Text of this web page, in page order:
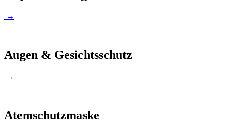
→
Augen & Gesichtsschutz
→
Atemschutzmaske